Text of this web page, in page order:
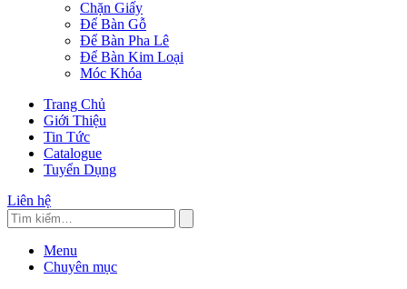
Chặn Giấy
Để Bàn Gỗ
Để Bàn Pha Lê
Để Bàn Kim Loại
Móc Khóa
Trang Chủ
Giới Thiệu
Tin Tức
Catalogue
Tuyển Dụng
Liên hệ
Menu
Chuyên mục